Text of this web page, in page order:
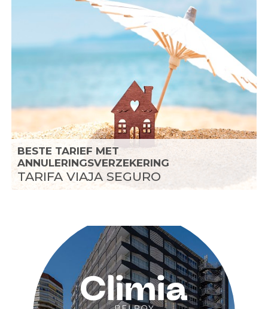
BESTE TARIEF MET
ANNULERINGSVERZEKERING
TARIFA VIAJA SEGURO